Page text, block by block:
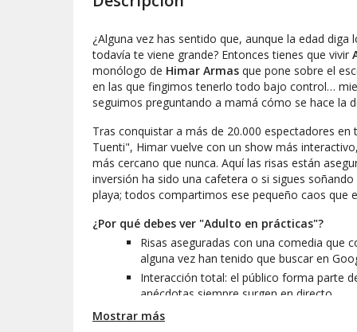
¿Alguna vez has sentido que, aunque la edad
todavía te viene grande? Entonces tienes que vivir
monólogo de Himar Armas que pone sobre el
en las que fingimos tenerlo todo bajo control…
seguimos preguntando a mamá cómo se hace la
Tras conquistar a más de 20.000 espectadores en
Tuenti", Himar vuelve con un show más
más cercano que nunca. Aquí las risas están
inversión ha sido una cafetera o si sigues
playa; todos compartimos ese pequeño caos que
¿Por qué debes ver "Adulto en prácticas"?
Risas aseguradas con una comedia que
alguna vez han tenido que buscar en
Interacción total: el público forma parte
anécdotas siempre surgen en directo.
Una mirada sinceramente divertida a una
Mostrar más